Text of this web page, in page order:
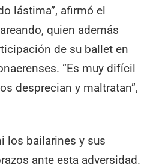
lástima”, afirmó el
quien además
de su ballet en
“Es muy difícil
desprecian y maltratan”,
los bailarines y sus
ante esta adversidad.